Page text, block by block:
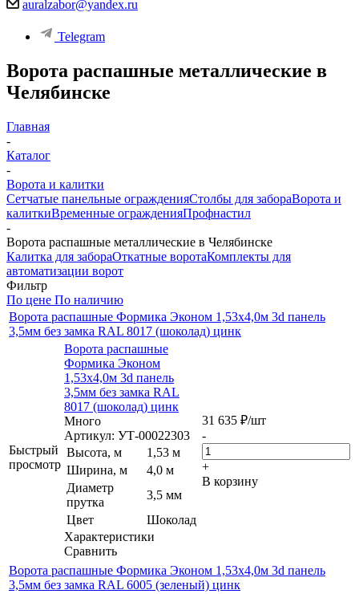
auralzabor@yandex.ru
Telegram
Ворота распашные металлические в
Челябинске
Главная
-
Каталог
-
Ворота и калитки
Сетчатые панельные огражденияСтолбы для забораВорота и
калиткиВременные огражденияПрофнастил
-
Ворота распашные металлические в Челябинске
Калитка для забораОткатные воротаКомплекты для
автоматизации ворот
Фильтр
По цене По наличию
Ворота распашные Формика Эконом 1,53х4,0м 3d панель
3,5мм без замка RAL 8017 (шоколад) цинк
Быстрый
просмотр
Ворота распашные
Формика Эконом
1,53х4,0м 3d панель
3,5мм без замка RAL
8017 (шоколад) цинк
Много
Артикул: УТ-00022303
Высота, м
1,53 м
Ширина, м
4,0 м
Диаметр
прутка
3,5 мм
Цвет
Шоколад
Характеристики
Сравнить
31 635 ₽/шт
-
+
В корзину
Ворота распашные Формика Эконом 1,53х4,0м 3d панель
3,5мм без замка RAL 6005 (зеленый) цинк